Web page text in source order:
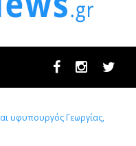
FacebookInstagram
υφυπουργός Γεωργίας,